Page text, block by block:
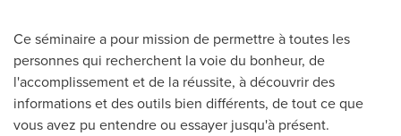
Ce séminaire a pour mission de permettre à toutes les
personnes qui recherchent la voie du bonheur, de
l'accomplissement et de la réussite, à découvrir des
informations et des outils bien différents, de tout ce que
vous avez pu entendre ou essayer jusqu'à présent.